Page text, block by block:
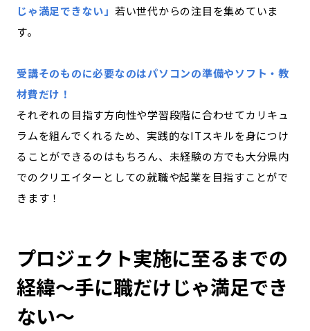
じゃ満足できない」 若い世代からの注目を集めていま
す。
受講そのものに必要なのはパソコンの準備やソフト・教
材費だけ！
それぞれの目指す方向性や学習段階に合わせてカリキュ
ラムを組んでくれるため、実践的なITスキルを身につけ
ることができるのはもちろん、未経験の方でも大分県内
でのクリエイターとしての就職や起業を目指すことがで
きます！
プロジェクト実施に至るまでの
経緯〜手に職だけじゃ満足でき
ない〜